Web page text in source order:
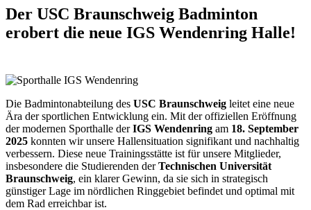
Der USC Braunschweig Badminton
erobert die neue IGS Wendenring Halle!
Die Badmintonabteilung des USC Braunschweig leitet eine neue
Ära der sportlichen Entwicklung ein. Mit der offiziellen Eröffnung
der modernen Sporthalle derIGS Wendenring am 18. September
2025 konnten wir unsere Hallensituation signifikant und nachhaltig
verbessern. Diese neue Trainingsstätte ist für unsere Mitglieder,
insbesondere die Studierenden derTechnischen Universität
Braunschweig, ein klarer Gewinn, da sie sich in strategisch
günstiger Lage im nördlichen Ringgebiet befindet und optimal mit
dem Rad erreichbar ist.